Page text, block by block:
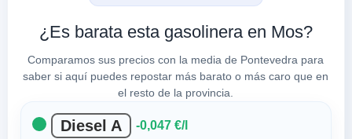
¿Es barata esta gasolinera en Mos?
Comparamos sus precios con la media de Pontevedra para
saber si aquí puedes repostar más barato o más caro que en
el resto de la provincia.
Diesel A -0,047 €/l